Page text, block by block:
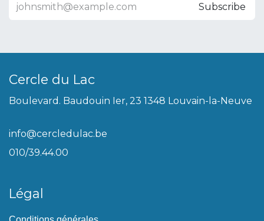
Subscribe
Cercle du Lac
Boulevard. Baudouin Ier, 23 1348 Louvain-la-Neuve
info@cercledulac.be
010/39.44.00
Légal